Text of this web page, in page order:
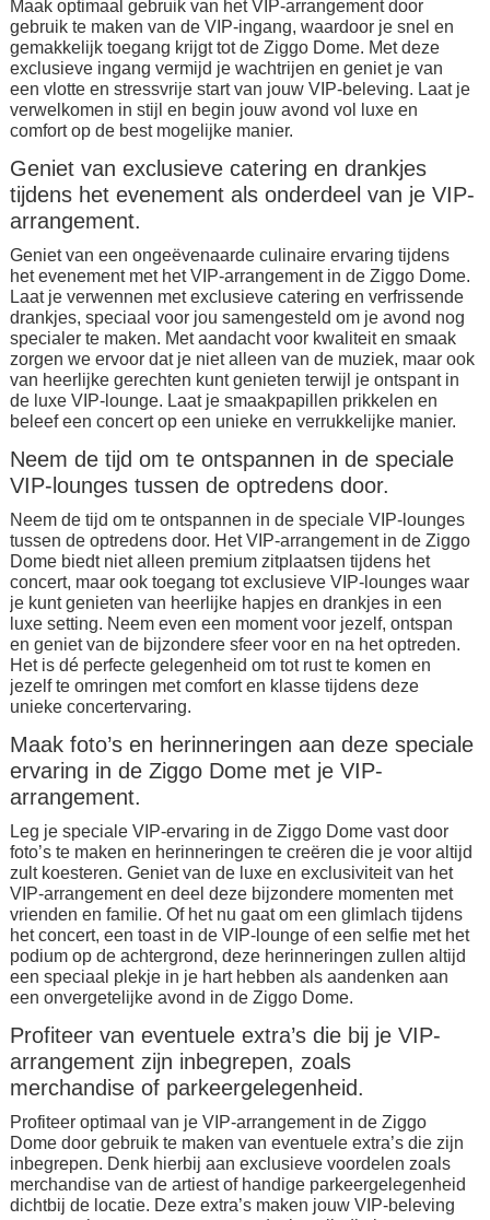
Maak optimaal gebruik van het VIP-arrangement door
gebruik te maken van de VIP-ingang, waardoor je snel en
gemakkelijk toegang krijgt tot de Ziggo Dome. Met deze
exclusieve ingang vermijd je wachtrijen en geniet je van
een vlotte en stressvrije start van jouw VIP-beleving. Laat je
verwelkomen in stijl en begin jouw avond vol luxe en
comfort op de best mogelijke manier.
Geniet van exclusieve catering en drankjes
tijdens het evenement als onderdeel van je VIP-
arrangement.
Geniet van een ongeëvenaarde culinaire ervaring tijdens
het evenement met het VIP-arrangement in de Ziggo Dome.
Laat je verwennen met exclusieve catering en verfrissende
drankjes, speciaal voor jou samengesteld om je avond nog
specialer te maken. Met aandacht voor kwaliteit en smaak
zorgen we ervoor dat je niet alleen van de muziek, maar ook
van heerlijke gerechten kunt genieten terwijl je ontspant in
de luxe VIP-lounge. Laat je smaakpapillen prikkelen en
beleef een concert op een unieke en verrukkelijke manier.
Neem de tijd om te ontspannen in de speciale
VIP-lounges tussen de optredens door.
Neem de tijd om te ontspannen in de speciale VIP-lounges
tussen de optredens door. Het VIP-arrangement in de Ziggo
Dome biedt niet alleen premium zitplaatsen tijdens het
concert, maar ook toegang tot exclusieve VIP-lounges waar
je kunt genieten van heerlijke hapjes en drankjes in een
luxe setting. Neem even een moment voor jezelf, ontspan
en geniet van de bijzondere sfeer voor en na het optreden.
Het is dé perfecte gelegenheid om tot rust te komen en
jezelf te omringen met comfort en klasse tijdens deze
unieke concertervaring.
Maak foto’s en herinneringen aan deze speciale
ervaring in de Ziggo Dome met je VIP-
arrangement.
Leg je speciale VIP-ervaring in de Ziggo Dome vast door
foto’s te maken en herinneringen te creëren die je voor altijd
zult koesteren. Geniet van de luxe en exclusiviteit van het
VIP-arrangement en deel deze bijzondere momenten met
vrienden en familie. Of het nu gaat om een glimlach tijdens
het concert, een toast in de VIP-lounge of een selfie met het
podium op de achtergrond, deze herinneringen zullen altijd
een speciaal plekje in je hart hebben als aandenken aan
een onvergetelijke avond in de Ziggo Dome.
Profiteer van eventuele extra’s die bij je VIP-
arrangement zijn inbegrepen, zoals
merchandise of parkeergelegenheid.
Profiteer optimaal van je VIP-arrangement in de Ziggo
Dome door gebruik te maken van eventuele extra’s die zijn
inbegrepen. Denk hierbij aan exclusieve voordelen zoals
merchandise van de artiest of handige parkeergelegenheid
dichtbij de locatie. Deze extra’s maken jouw VIP-beleving